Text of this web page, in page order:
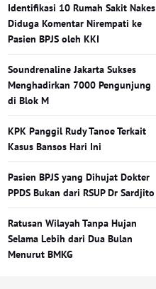
Identifikasi 10 Rumah Sakit Nakes
Diduga Komentar Nirempati ke
Pasien BPJS oleh KKI
Soundrenaline Jakarta Sukses
Menghadirkan 7000 Pengunjung
di Blok M
KPK Panggil Rudy Tanoe Terkait
Kasus Bansos Hari Ini
Pasien BPJS yang Dihujat Dokter
PPDS Bukan dari RSUP Dr Sardjito
Ratusan Wilayah Tanpa Hujan
Selama Lebih dari Dua Bulan
Menurut BMKG